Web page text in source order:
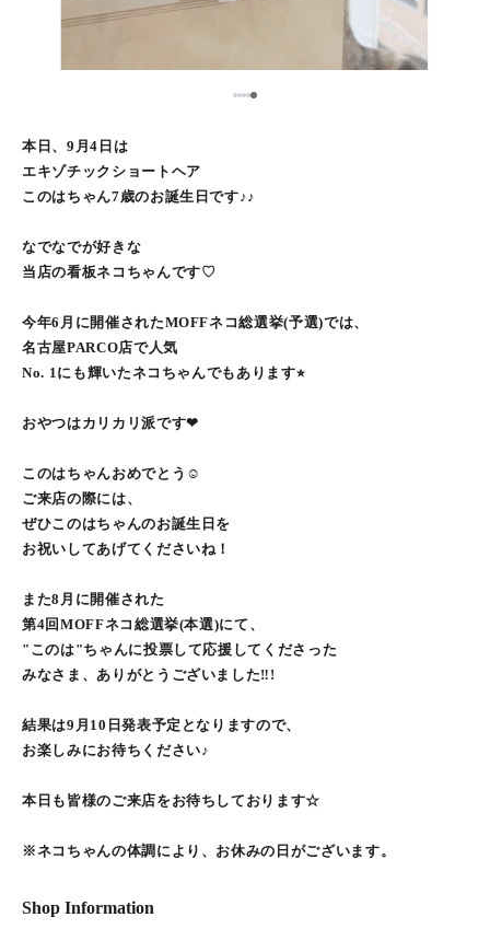
1234
本日、9月4日は
エキゾチックショートヘア
このはちゃん7歳のお誕生日です♪♪
なでなでが好きな
当店の看板ネコちゃんです♡
今年6月に開催されたMOFFネコ総選挙(予選)では、
名古屋PARCO店で人気
No. 1にも輝いたネコちゃんでもあります⭐︎
おやつはカリカリ派です❤︎
このはちゃんおめでとう☺︎
ご来店の際には、
ぜひこのはちゃんのお誕生日を
お祝いしてあげてくださいね！
また8月に開催された
第4回MOFFネコ総選挙(本選)にて、
"このは"ちゃんに投票して応援してくださった
みなさま、ありがとうございました‼︎!
結果は9月10日発表予定となりますので、
お楽しみにお待ちください♪
本日も皆様のご来店をお待ちしております☆
※ネコちゃんの体調により、お休みの日がございます。
Shop Information